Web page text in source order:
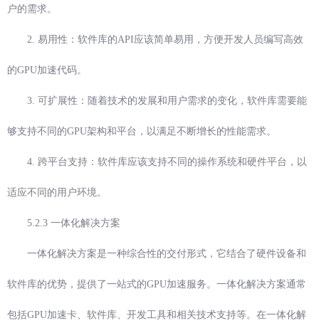
户的需求。
2. 易用性：软件库的API应该简单易用，方便开发人员编写高效
的GPU加速代码。
3. 可扩展性：随着技术的发展和用户需求的变化，软件库需要能
够支持不同的GPU架构和平台，以满足不断增长的性能需求。
4. 跨平台支持：软件库应该支持不同的操作系统和硬件平台，以
适应不同的用户环境。
5.2.3 一体化解决方案
一体化解决方案是一种综合性的交付形式，它结合了硬件设备和
软件库的优势，提供了一站式的GPU加速服务。一体化解决方案通常
包括GPU加速卡、软件库、开发工具和相关技术支持等。在一体化解